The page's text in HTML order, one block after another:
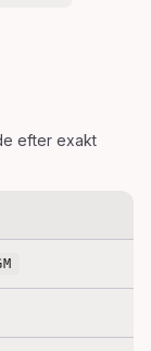
efter exakt